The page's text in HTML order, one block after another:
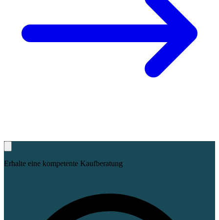
Erhalte eine kompetente Kaufberatung